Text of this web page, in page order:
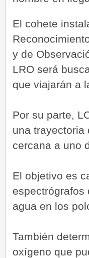
El cohete
y de
LRO será
que viajarán a
Por su parte,
una trayectoria
cercana a uno
El objetivo es
espectrógrafos
agua en los
También
oxígeno que